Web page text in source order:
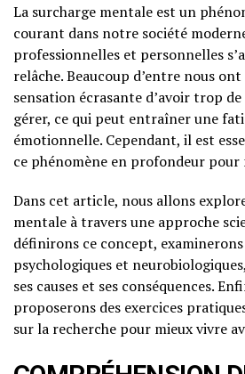
La surcharge mentale est un
courant dans notre société
professionnelles et personnelles
relâche. Beaucoup d’entre nous
sensation écrasante d’avoir trop
gérer, ce qui peut entraîner une
émotionnelle. Cependant, il est
ce phénomène en profondeur pour
Dans cet article, nous allons
mentale à travers une approche
définirons ce concept, examinerons
psychologiques et
ses causes et ses conséquences.
proposerons des exercices
sur la recherche pour mieux vivre